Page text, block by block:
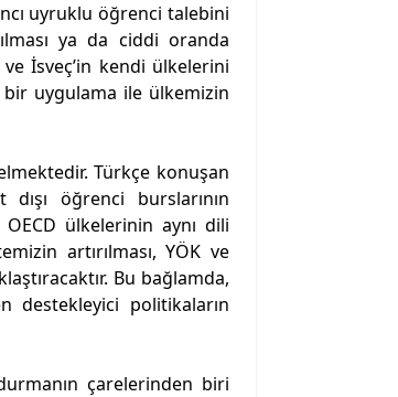
uyruklu öğrenci talebini
ya da ciddi oranda
İsveç’in kendi ülkelerini
bir uygulama ile ülkemizin
Türkçe konuşan
öğrenci burslarının
ülkelerinin aynı dili
artırılması, YÖK ve
Bu bağlamda,
destekleyici politikaların
çarelerinden biri